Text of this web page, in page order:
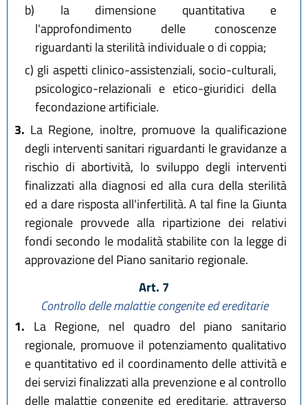
b) la dimensione quantitativa e
l'approfondimento delle conoscenze
riguardanti la sterilità individuale o di coppia;
c) gli aspetti clinico-assistenziali, socio-culturali,
psicologico-relazionali e etico-giuridici della
fecondazione artificiale.
3. La Regione, inoltre, promuove la qualificazione
degli interventi sanitari riguardanti le gravidanze a
rischio di abortività, lo sviluppo degli interventi
finalizzati alla diagnosi ed alla cura della sterilità
ed a dare risposta all'infertilità. A tal fine la Giunta
regionale provvede alla ripartizione dei relativi
fondi secondo le modalità stabilite con la legge di
approvazione del Piano sanitario regionale.
Art. 7
Controllo delle malattie congenite ed ereditarie
1. La Regione, nel quadro del piano sanitario
regionale, promuove il potenziamento qualitativo
e quantitativo ed il coordinamento delle attività e
dei servizi finalizzati alla prevenzione e al controllo
delle malattie congenite ed ereditarie, attraverso